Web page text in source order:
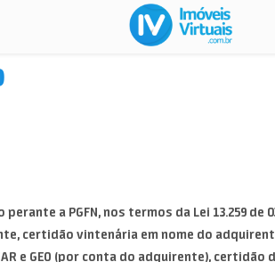
a PGFN, nos termos da Lei 13.259 de
certidão vintenária em nome do
e GEO (por conta do adquirente),